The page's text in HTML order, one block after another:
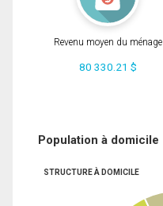
Revenu moyen du ménage
80 330.21 $
Population à domicile
STRUCTURE À DOMICILE